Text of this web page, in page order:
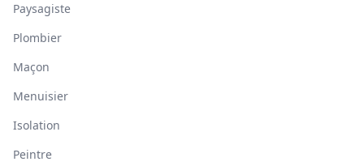
Paysagiste
Plombier
Maçon
Menuisier
Isolation
Peintre